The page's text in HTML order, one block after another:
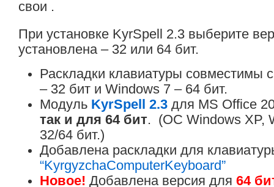
свои .
При установке KyrSpell 2.3 выберите
установлена – 32 или 64 бит.
Раскладки клавиатуры совместимы
– 32 бит и Windows 7 – 64 бит.
Модуль KyrSpell 2.3 для MS Office
так и для 64 бит. (ОС Windows XP,
32/64 бит.)
Добавлена раскладки для
“KyrgyzchaComputerKeyboard”
Новое! Добавлена версия для 64